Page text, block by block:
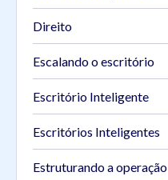
Direito
Escalando o escritório
Escritório Inteligente
Escritórios Inteligentes
Estruturando a operação